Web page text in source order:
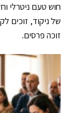
חוש טעם ניטרלי
של ניקוד, זוכים
זוכה פרסים.